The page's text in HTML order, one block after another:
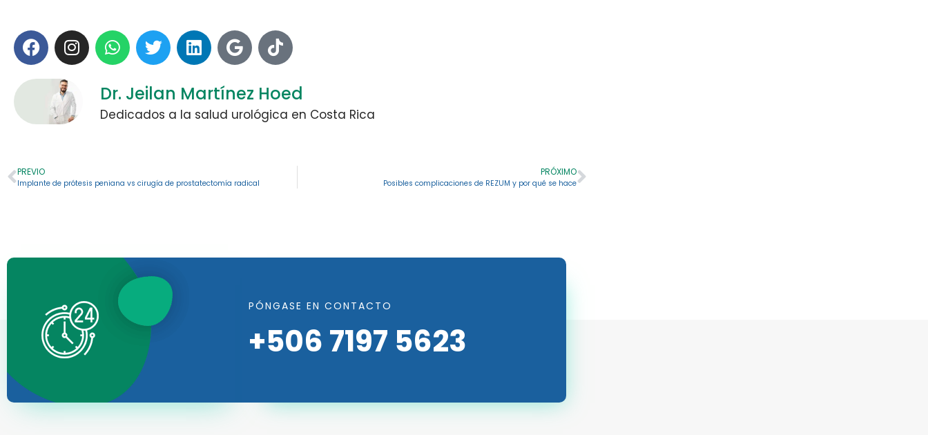
Dr. Jeilan Martínez Hoed
Dedicados a la salud urológica en Costa Rica
PREVIO
Implante de prótesis peniana vs cirugía de prostatectomía radical
PRÓXIMO
Posibles complicaciones de REZUM y por qué se hace
PÓNGASE EN CONTACTO
+506 7197 5623